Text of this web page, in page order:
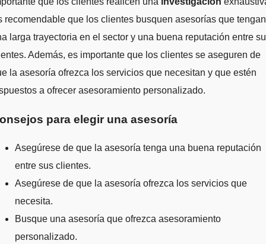
recomendable que los clientes busquen asesorías que tengan
larga trayectoria en el sector y una buena reputación entre
Además, es importante que los clientes se aseguren de
la asesoría ofrezca los servicios que necesitan y que estén
a ofrecer asesoramiento personalizado.
para elegir una asesoría
Asegúrese de que la asesoría tenga una buena reputación
entre sus clientes.
Asegúrese de que la asesoría ofrezca los servicios que
necesita.
Busque una asesoría que ofrezca asesoramiento
personalizado.